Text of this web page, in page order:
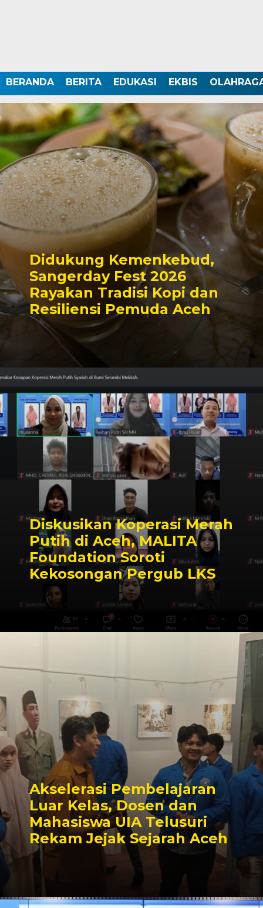
BERANDA BERITA EDUKASI EKBIS
Didukung Kemenkebud,
Sangerday Fest 2026
Rayakan Tradisi Kopi dan
Resiliensi Pemuda Aceh
Diskusikan Koperasi Merah
Putih di Aceh, MALITA
Foundation Soroti
Kekosongan Pergub LKS
Akselerasi Pembelajaran
Luar Kelas, Dosen dan
Mahasiswa UIA Telusuri
Rekam Jejak Sejarah Aceh